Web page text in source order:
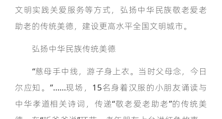
文明实践关爱服务等方式，弘扬中华民族敬老爱老
助老的传统美德，建设更高水平全国文明城市。
弘扬中华民族传统美德
“慈母手中线，游子身上衣。当时父母念，今日
尔应知。”……现场，15名身着汉服的小朋友诵读与
中华孝道相关诗词，传递“敬老爱老助老”的传统美